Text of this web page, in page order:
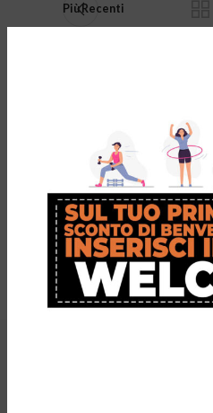
Più Recenti